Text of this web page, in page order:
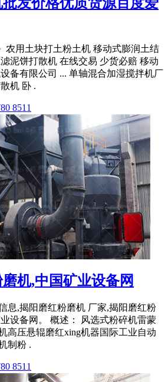
农用土块打土粉土机 移动式膨润土结
泥饼打散机 在线交易 少货必赔 移动
备有限公司 ... 单轴混合加湿搅拌机厂
机 卧 .
8511
机,中国矿业设备网
息,揭阳磨红粉磨机 厂家,揭阳磨红粉
设备网。 概述： 风选式粉碎机雷蒙
高压悬辊磨红xing机器国际工业自动
制粉 .
8511